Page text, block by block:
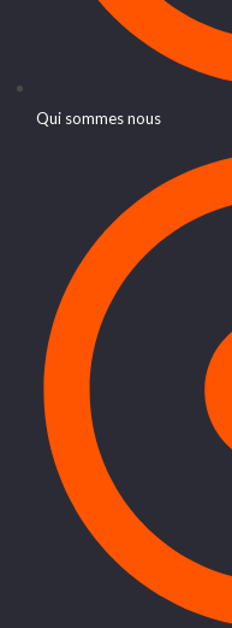
Qui sommes nous